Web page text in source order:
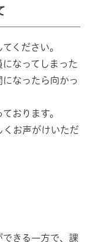
ください。
なってしまった
なったら向かっ
おります。
くお声がけいただ
きる一方で、課